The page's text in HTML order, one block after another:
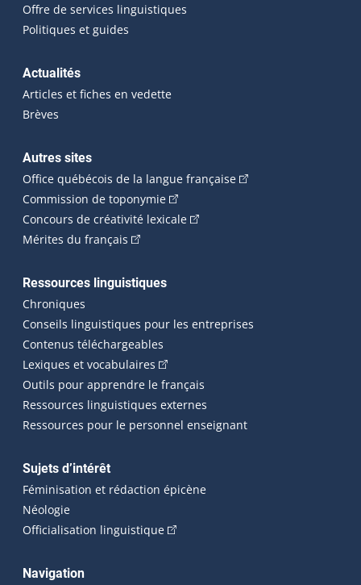
Offre de services linguistiques
Politiques et guides
Actualités
Articles et fiches en vedette
Brèves
Autres sites
Office québécois de la langue française(Cet hyperlien
Commission de toponymie(Cet hyperlien externe s'ouvrira
Concours de créativité lexicale(Cet hyperlien externe
Mérites du français (Cet hyperlien externe s'ouvrira dans une
Ressources linguistiques
Chroniques
Conseils linguistiques pour les entreprises
Contenus téléchargeables
Lexiques et vocabulaires (Cet hyperlien externe s'ouvrira
Outils pour apprendre le français
Ressources linguistiques externes
Ressources pour le personnel enseignant
Sujets d’intérêt
Féminisation et rédaction épicène
Néologie
Officialisation linguistique(Cet hyperlien externe s'ouvrira
Navigation